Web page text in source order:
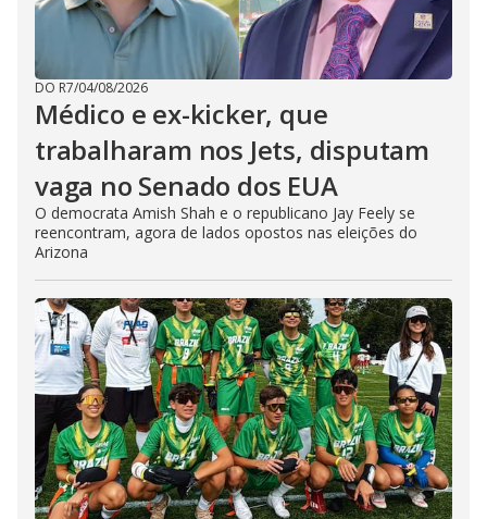
DO R7/04/08/2026
Médico e ex-kicker, que
trabalharam nos Jets, disputam
vaga no Senado dos EUA
O democrata Amish Shah e o republicano Jay Feely se
reencontram, agora de lados opostos nas eleições do
Arizona